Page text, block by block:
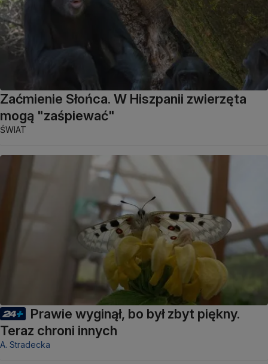
Zaćmienie Słońca. W Hiszpanii zwierzęta
mogą "zaśpiewać"
ŚWIAT
Prawie wyginął, bo był zbyt piękny.
Teraz chroni innych
A. Stradecka